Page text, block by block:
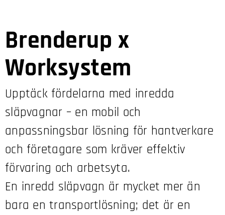
Brenderup x
Worksystem
Upptäck fördelarna med inredda
släpvagnar – en mobil och
anpassningsbar lösning för hantverkare
och företagare som kräver effektiv
förvaring och arbetsyta.
En inredd släpvagn är mycket mer än
bara en transportlösning; det är en